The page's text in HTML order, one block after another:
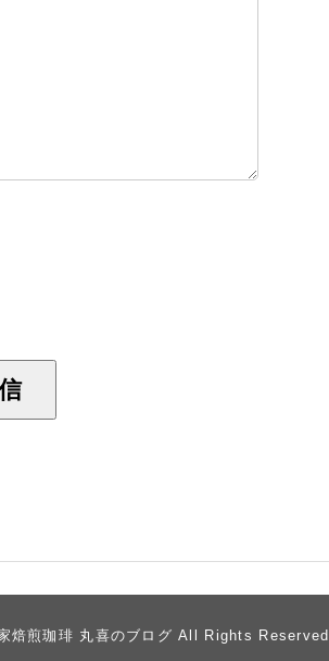
焙煎珈琲 丸喜のブログ All Rights Reserved.